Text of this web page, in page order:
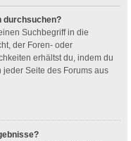
durchsuchen?
Suchbegriff in die
der Foren- oder
erhältst du, indem du
jeder Seite des Forums aus